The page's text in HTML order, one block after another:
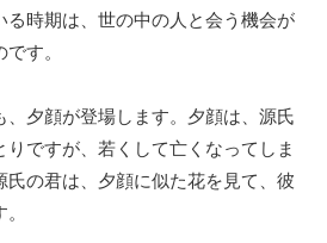
る時期は、世の中の人と会う機会が
す。
、夕顔が登場します。夕顔は、源氏
ですが、若くして亡くなってしま
氏の君は、夕顔に似た花を見て、彼